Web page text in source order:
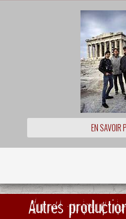
EN SAVOIR
Autres